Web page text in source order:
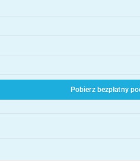
Pobierz bezpłatny